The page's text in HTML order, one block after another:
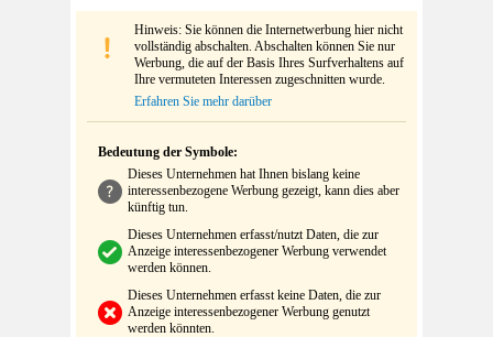
Hinweis: Sie können die Internetwerbung hier nicht
vollständig abschalten. Abschalten können Sie nur
Werbung, die auf der Basis Ihres Surfverhaltens auf
Ihre vermuteten Interessen zugeschnitten wurde.
Erfahren Sie mehr darüber
Bedeutung der Symbole:
Dieses Unternehmen hat Ihnen bislang keine
interessenbezogene Werbung gezeigt, kann dies aber
künftig tun.
Dieses Unternehmen erfasst/nutzt Daten, die zur
Anzeige interessenbezogener Werbung verwendet
werden können.
Dieses Unternehmen erfasst keine Daten, die zur
Anzeige interessenbezogener Werbung genutzt
werden könnten.